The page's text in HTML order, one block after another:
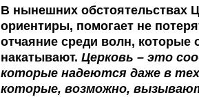
В нынешних обстоятельствах
ориентиры, помогает не
отчаяние среди волн, которые
накатывают. Церковь – это
которые надеются даже в
которые, возможно,